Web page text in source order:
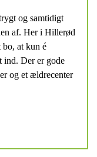
og samtidigt
af. Her i Hillerød
bo, at kun é
ind. Der er gode
og et ældrecenter